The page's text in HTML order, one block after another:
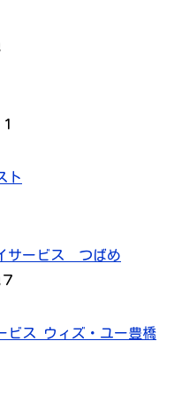
ト
サービス つばめ
ビス ウィズ・ユー豊橋